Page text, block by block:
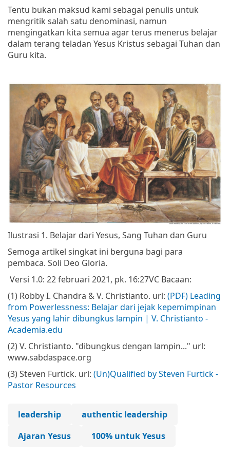
Tentu bukan maksud kami sebagai penulis untuk
mengritik salah satu denominasi, namun
mengingatkan kita semua agar terus menerus belajar
dalam terang teladan Yesus Kristus sebagai Tuhan dan
Guru kita.
Ilustrasi 1. Belajar dari Yesus, Sang Tuhan dan Guru
Semoga artikel singkat ini berguna bagi para
pembaca. Soli Deo Gloria.
Versi 1.0: 22 februari 2021, pk. 16:27VC Bacaan:
(1) Robby I. Chandra & V. Christianto. url: (PDF) Leading
from Powerlessness: Belajar dari jejak kepemimpinan
Yesus yang lahir dibungkus lampin | V. Christianto -
Academia.edu
(2) V. Christianto. "dibungkus dengan lampin..." url:
www.sabdaspace.org
(3) Steven Furtick. url: (Un)Qualified by Steven Furtick -
Pastor Resources
leadership
authentic leadership
Ajaran Yesus
100% untuk Yesus